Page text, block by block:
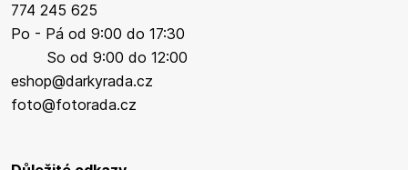
774 245 625
Po - Pá od 9:00 do 17:30
So od 9:00 do 12:00
eshop@darkyrada.cz
foto@fotorada.cz